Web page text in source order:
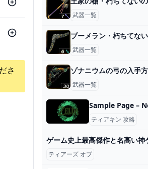
さ
武器一覧
武器一覧
ゾナニウムの弓の入手
武器一覧
Sample Page –
ティアキン 攻略
ティアーズ オブ